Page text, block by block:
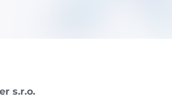
s.r.o.